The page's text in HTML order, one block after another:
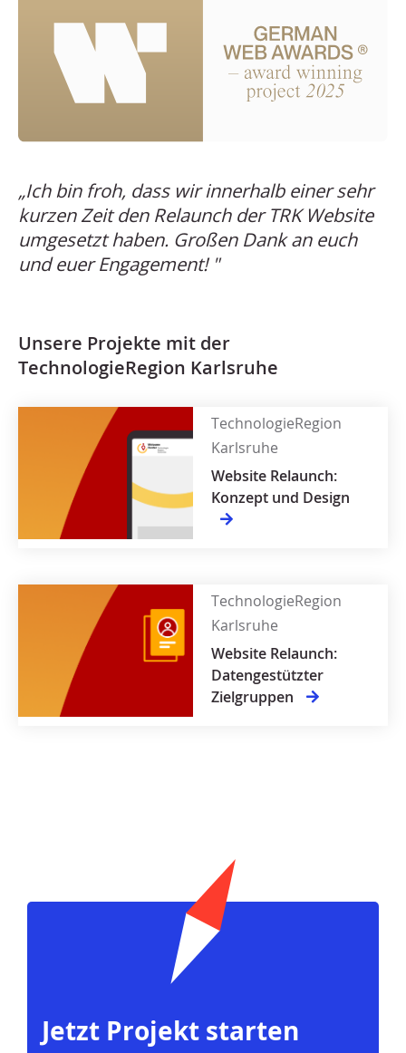
„Ich bin froh, dass wir innerhalb einer sehr
kurzen Zeit den Relaunch der TRK Website
umgesetzt haben. Großen Dank an euch
und euer Engagement! "
Unsere Projekte mit der
TechnologieRegion Karlsruhe
TechnologieRegion
Karlsruhe
Website Relaunch:
Konzept und Design
TechnologieRegion
Karlsruhe
Website Relaunch:
Datengestützter
Zielgruppen
Jetzt Projekt starten